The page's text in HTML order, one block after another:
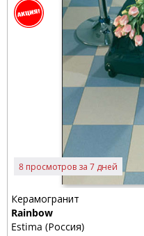
8 просмотров за 7 дней
Керамогранит
Rainbow
Estima (Россия)